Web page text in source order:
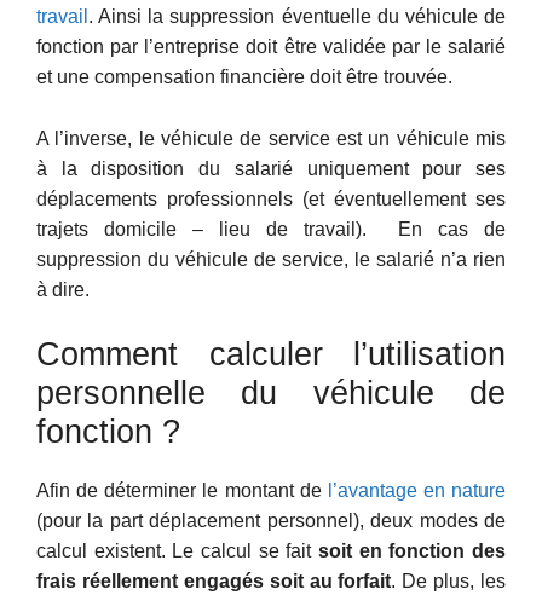
travail . Ainsi la suppression éventuelle du véhicule de
fonction par l’entreprise doit être validée par le salarié
et une compensation financière doit être trouvée.
A l’inverse, le véhicule de service est un véhicule mis
à la disposition du salarié uniquement pour ses
déplacements professionnels (et éventuellement ses
trajets domicile – lieu de travail). En cas de
suppression du véhicule de service, le salarié n’a rien
à dire.
Comment calculer l’utilisation
personnelle du véhicule de
fonction ?
Afin de déterminer le montant de l’avantage en nature
(pour la part déplacement personnel), deux modes de
calcul existent. Le calcul se fait soit en fonction des
frais réellement engagés soit au forfait. De plus, les